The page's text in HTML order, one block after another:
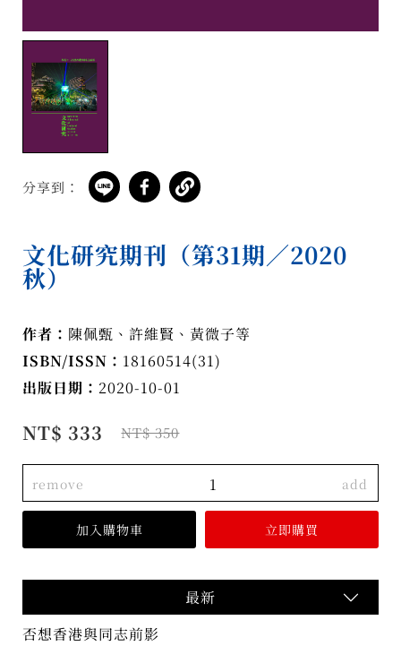
分享到：
文化研究期刊（第31期／2020
秋）
作者： 陳佩甄、許維賢、黃微子等
ISBN/ISSN： 18160514(31)
出版日期： 2020-10-01
NT$ 333 NT$ 350
remove add
最新
否想香港與同志前影